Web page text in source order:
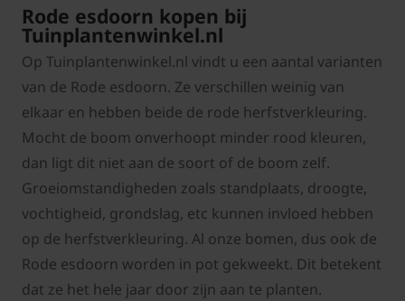
Rode esdoorn kopen bij
Tuinplantenwinkel.nl
Op Tuinplantenwinkel.nl vindt u een aantal varianten
van de Rode esdoorn. Ze verschillen weinig van
elkaar en hebben beide de rode herfstverkleuring.
Mocht de boom onverhoopt minder rood kleuren,
dan ligt dit niet aan de soort of de boom zelf.
Groeiomstandigheden zoals standplaats, droogte,
vochtigheid, grondslag, etc kunnen invloed hebben
op de herfstverkleuring. Al onze bomen, dus ook de
Rode esdoorn worden in pot gekweekt. Dit betekent
dat ze het hele jaar door zijn aan te planten.